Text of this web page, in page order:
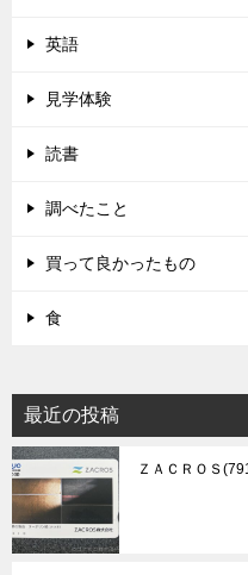
英語
見学体験
読書
調べたこと
買って良かったもの
食
最近の投稿
ＺＡＣＲＯＳ